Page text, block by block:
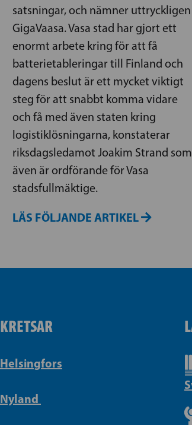
satsningar, och nämner uttryckligen
GigaVaasa. Vasa stad har gjort ett
enormt arbete kring för att få
batterietableringar till Finland och
dagens beslut är ett mycket viktigt
steg för att snabbt komma vidare
och få med även staten kring
logistiklösningarna, konstaterar
riksdagsledamot Joakim Strand som
även är ordförande för Vasa
stadsfullmäktige.
LÄS FÖLJANDE ARTIKEL
KRETSAR
Helsingfors
Nyland